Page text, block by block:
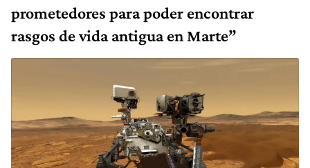
prometedores para poder encontrar
rasgos de vida antigua en Marte”